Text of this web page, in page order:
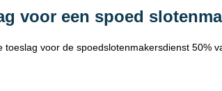
voor een spoed
toeslag voor de spoedslotenmakersdienst 50%